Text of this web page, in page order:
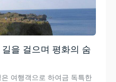
을 걸으며 평화의 숨